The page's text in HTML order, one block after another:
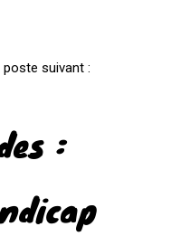
suivant :
: